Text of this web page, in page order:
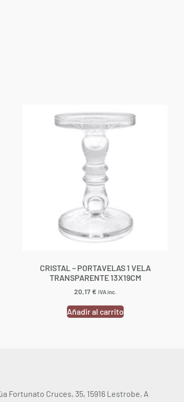
CRISTAL – PORTAVELAS 1 VELA
TRANSPARENTE 13X19CM
20,17€ IVA inc.
Añadir al carrito
Fortunato Cruces, 35, 15916 Lestrobe, A